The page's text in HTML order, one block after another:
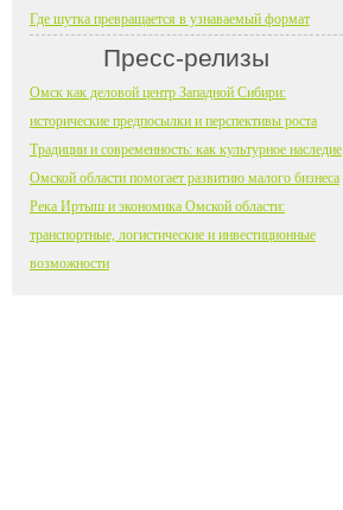
Где шутка превращается в узнаваемый формат
Пресс-релизы
Омск как деловой центр Западной Сибири:
исторические предпосылки и перспективы роста
Традиции и современность: как культурное наследие
Омской области помогает развитию малого бизнеса
Река Иртыш и экономика Омской области:
транспортные, логистические и инвестиционные
возможности